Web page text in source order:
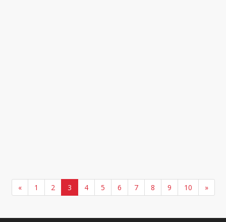
« 1 2 3 4 5 6 7 8 9 10 »